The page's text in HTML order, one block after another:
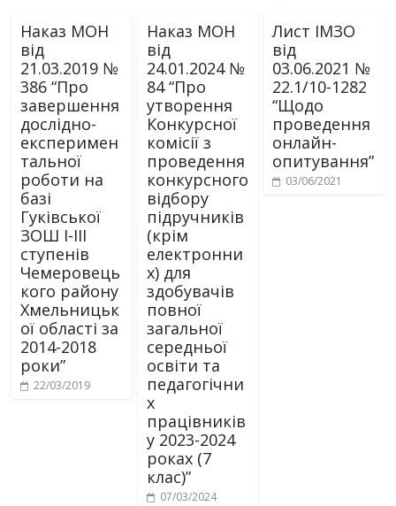
Наказ МОН
від
21.03.2019 №
386 “Про
завершення
дослідно-
експеримен
тальної
роботи на
базі
Гуківської
ЗОШ І-ІІІ
ступенів
Чемеровець
кого району
Хмельницьк
ої області за
2014-2018
роки”
22/03/2019
Наказ МОН
від
24.01.2024 №
84 “Про
утворення
Конкурсної
комісії з
проведення
конкурсного
відбору
підручників
(крім
електронни
х) для
здобувачів
повної
загальної
середньої
освіти та
педагогічни
х
працівників
у 2023-2024
роках (7
клас)”
07/03/2024
Лист ІМЗО
від
03.06.2021 №
22.1/10-1282
“Щодо
проведення
онлайн-
опитування”
03/06/2021